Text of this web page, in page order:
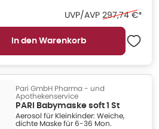
UVP/AVP Ehemaliger
297,74 €*
In den Warenkorb
Pari GmbH Pharma - und
Apothekenservice
PARI Babymaske soft 1 St
Aerosol für Kleinkinder: Weiche,
dichte Maske für 6-36 Mon.